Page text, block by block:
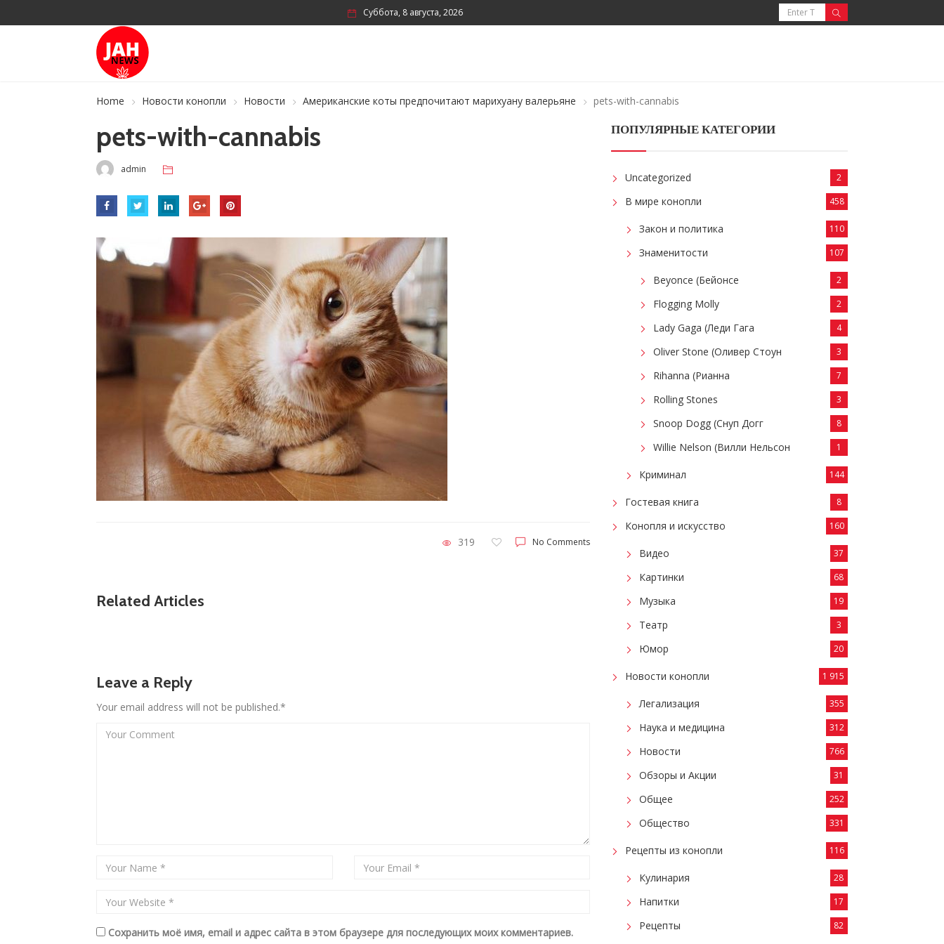
Суббота, 8 августа, 2026
Home Новости конопли Новости Американские коты предпочитают марихуану валерьяне pets-with-cannabis
pets-with-cannabis
admin
319 No Comments
Related Articles
Leave a Reply
Your email address will not be published.*
Сохранить моё имя, email и адрес сайта в этом браузере для последующих моих комментариев.
ПОПУЛЯРНЫЕ КАТЕГОРИИ
Uncategorized 2
В мире конопли 458
Закон и политика 110
Знаменитости 107
Beyonce (Бейонсе 2
Flogging Molly 2
Lady Gaga (Леди Гага 4
Oliver Stone (Оливер Стоун 3
Rihanna (Рианна 7
Rolling Stones 3
Snoop Dogg (Снуп Догг 8
Willie Nelson (Вилли Нельсон 1
Криминал 144
Гостевая книга 8
Конопля и искусство 160
Видео 37
Картинки 68
Музыка 19
Театр 3
Юмор 20
Новости конопли 1 915
Легализация 355
Наука и медицина 312
Новости 766
Обзоры и Акции 31
Общее 252
Общество 331
Рецепты из конопли 116
Кулинария 28
Напитки 17
Рецепты 82